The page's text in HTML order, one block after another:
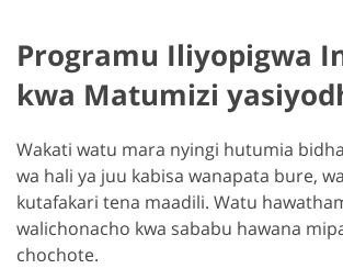
Programu Iliyopigwa
kwa Matumizi
Wakati watu mara nyingi hutumia
wa hali ya juu kabisa wanapata bure,
kutafakari tena maadili. Watu
walichonacho kwa sababu hawana
chochote.